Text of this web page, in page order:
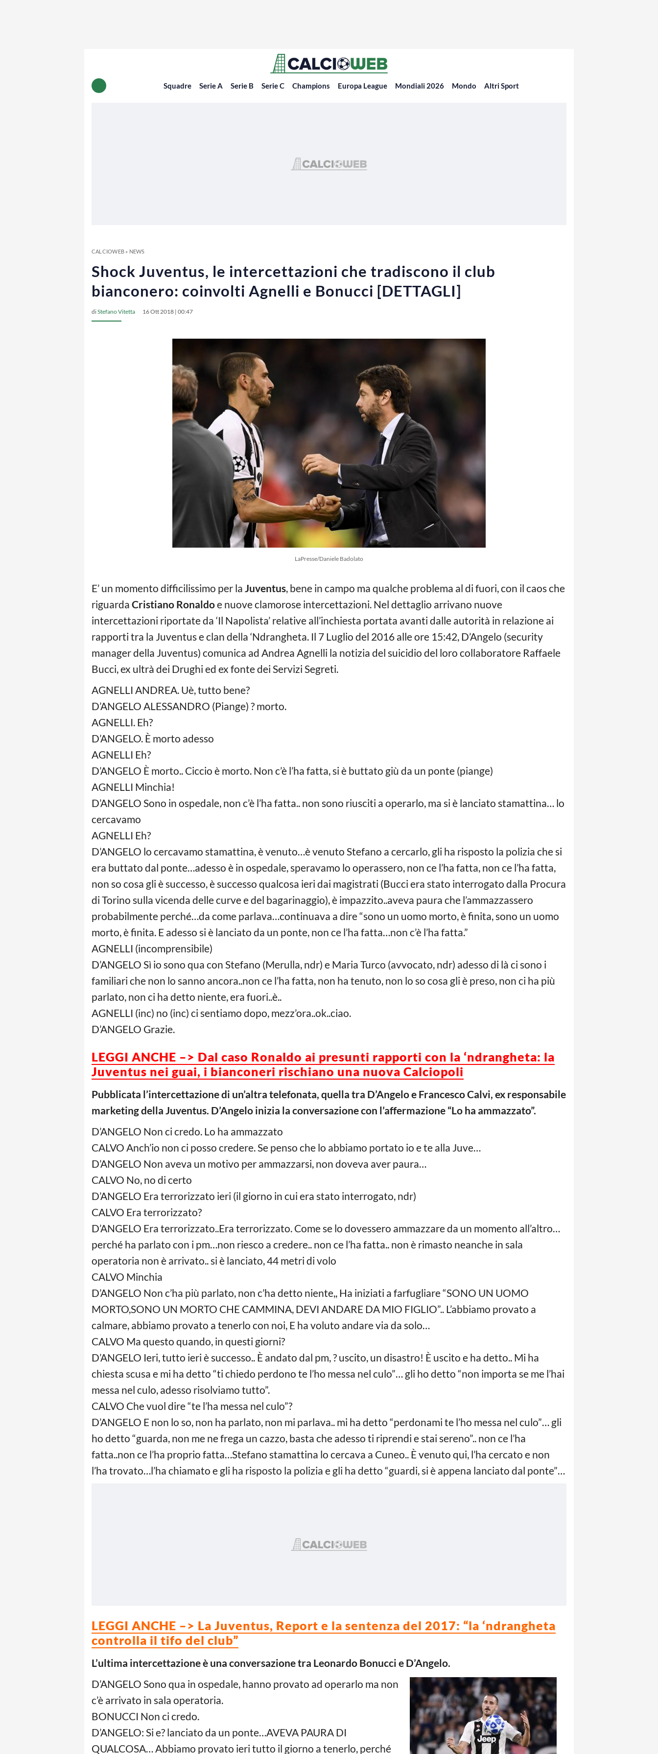
Squadre Serie A Serie B Serie C Champions Europa League Mondiali 2026 Mondo Altri Sport
CALCIOWEB» NEWS
Shock Juventus, le intercettazioni che tradiscono il club
bianconero: coinvolti Agnelli e Bonucci [DETTAGLI]
diStefano Vitetta 16 Ott 2018 | 00:47
LaPresse/Daniele Badolato
E’ un momento difficilissimo per la Juventus, bene in campo ma qualche problema al di fuori, con il caos che
riguarda Cristiano Ronaldoe nuove clamorose intercettazioni. Nel dettaglio arrivano nuove
intercettazioni riportate da ‘Il Napolista’ relative all’inchiesta portata avanti dalle autorità in relazione ai
rapporti tra la Juventus e clan della ‘Ndrangheta. Il 7 Luglio del 2016 alle ore 15:42, D’Angelo (security
manager della Juventus) comunica ad Andrea Agnelli la notizia del suicidio del loro collaboratore Raffaele
Bucci, ex ultrà dei Drughi ed ex fonte dei Servizi Segreti.
AGNELLI ANDREA. Uè, tutto bene?
D’ANGELO ALESSANDRO (Piange) ? morto.
AGNELLI. Eh?
D’ANGELO. È morto adesso
AGNELLI Eh?
D’ANGELO È morto.. Ciccio è morto. Non c’è l’ha fatta, si è buttato giù da un ponte (piange)
AGNELLI Minchia!
D’ANGELO Sono in ospedale, non c’è l’ha fatta.. non sono riusciti a operarlo, ma si è lanciato stamattina… lo
cercavamo
AGNELLI Eh?
D’ANGELO lo cercavamo stamattina, è venuto…è venuto Stefano a cercarlo, gli ha risposto la polizia che si
era buttato dal ponte…adesso è in ospedale, speravamo lo operassero, non ce l’ha fatta, non ce l’ha fatta,
non so cosa gli è successo, è successo qualcosa ieri dai magistrati (Bucci era stato interrogato dalla Procura
di Torino sulla vicenda delle curve e del bagarinaggio), è impazzito..aveva paura che l’ammazzassero
probabilmente perché…da come parlava…continuava a dire “sono un uomo morto, è finita, sono un uomo
morto, è finita. E adesso si è lanciato da un ponte, non ce l’ha fatta…non c’è l’ha fatta.”
AGNELLI (incomprensibile)
D’ANGELO Sì io sono qua con Stefano (Merulla, ndr) e Maria Turco (avvocato, ndr) adesso di là ci sono i
familiari che non lo sanno ancora..non ce l’ha fatta, non ha tenuto, non lo so cosa gli è preso, non ci ha più
parlato, non ci ha detto niente, era fuori..è..
AGNELLI (inc) no (inc) ci sentiamo dopo, mezz’ora..ok..ciao.
D’ANGELO Grazie.
LEGGI ANCHE –> Dal caso Ronaldo ai presunti rapporti con la ‘ndrangheta: la
Juventus nei guai, i bianconeri rischiano una nuova Calciopoli
Pubblicata l’intercettazione di un’altra telefonata, quella tra D’Angelo e Francesco Calvi, ex responsabile
marketing della Juventus. D’Angelo inizia la conversazione con l’affermazione “Lo ha ammazzato”.
D’ANGELO Non ci credo. Lo ha ammazzato
CALVO Anch’io non ci posso credere. Se penso che lo abbiamo portato io e te alla Juve…
D’ANGELO Non aveva un motivo per ammazzarsi, non doveva aver paura…
CALVO No, no di certo
D’ANGELO Era terrorizzato ieri (il giorno in cui era stato interrogato, ndr)
CALVO Era terrorizzato?
D’ANGELO Era terrorizzato..Era terrorizzato. Come se lo dovessero ammazzare da un momento all’altro…
perché ha parlato con i pm…non riesco a credere.. non ce l’ha fatta.. non è rimasto neanche in sala
operatoria non è arrivato.. si è lanciato, 44 metri di volo
CALVO Minchia
D’ANGELO Non c’ha più parlato, non c’ha detto niente,, Ha iniziati a farfugliare “SONO UN UOMO
MORTO,SONO UN MORTO CHE CAMMINA, DEVI ANDARE DA MIO FIGLIO”.. L’abbiamo provato a
calmare, abbiamo provato a tenerlo con noi, E ha voluto andare via da solo…
CALVO Ma questo quando, in questi giorni?
D’ANGELO Ieri, tutto ieri è successo.. È andato dal pm, ? uscito, un disastro! È uscito e ha detto.. Mi ha
chiesta scusa e mi ha detto “ti chiedo perdono te l’ho messa nel culo”… gli ho detto “non importa se me l’hai
messa nel culo, adesso risolviamo tutto”.
CALVO Che vuol dire “te l’ha messa nel culo”?
D’ANGELO E non lo so, non ha parlato, non mi parlava.. mi ha detto “perdonami te l’ho messa nel culo”… gli
ho detto “guarda, non me ne frega un cazzo, basta che adesso ti riprendi e stai sereno”.. non ce l’ha
fatta..non ce l’ha proprio fatta…Stefano stamattina lo cercava a Cuneo.. È venuto qui, l’ha cercato e non
l’ha trovato…l’ha chiamato e gli ha risposto la polizia e gli ha detto “guardi, si è appena lanciato dal ponte”…
LEGGI ANCHE –> La Juventus, Report e la sentenza del 2017: “la ‘ndrangheta
controlla il tifo del club”
L’ultima intercettazione è una conversazione tra Leonardo Bonucci e D’Angelo.
D’ANGELO Sono qua in ospedale, hanno provato ad operarlo ma non
c’è arrivato in sala operatoria.
BONUCCI Non ci credo.
D’ANGELO: Si e? lanciato da un ponte…AVEVA PAURA DI
QUALCOSA… Abbiamo provato ieri tutto il giorno a tenerlo, perché